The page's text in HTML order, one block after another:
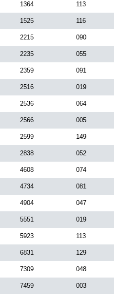
1364 113
1525 116
2215 090
2235 055
2359 091
2516 019
2536 064
2566 005
2599 149
2838 052
4608 074
4734 081
4904 047
5551 019
5923 113
6831 129
7309 048
7459 003